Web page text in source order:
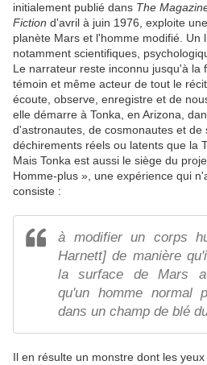
initialement publié dans The
Fiction d'avril à juin 1976, exploite
planète Mars et l'homme modifié. Un
notamment scientifiques,
Le narrateur reste inconnu jusqu'à la
témoin et même acteur de tout le
écoute, observe, enregistre et de
elle démarre à Tonka, en Arizona,
d'astronautes, de cosmonautes et de
déchirements réels ou latents que la
Mais Tonka est aussi le siège du
Homme-plus », une expérience qui
consiste :
à modifier un corps
Harnett] de manière
la surface de Mars
qu'un homme normal
dans un champ de blé
Il en résulte un monstre dont les